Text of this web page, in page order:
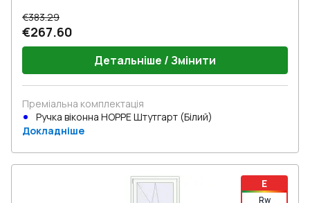
€383.29
€267.60
Детальніше / Змінити
Преміальна комплектація
Ручка віконна HOPPE Штутгарт (Білий)
Докладніше
E
Rw